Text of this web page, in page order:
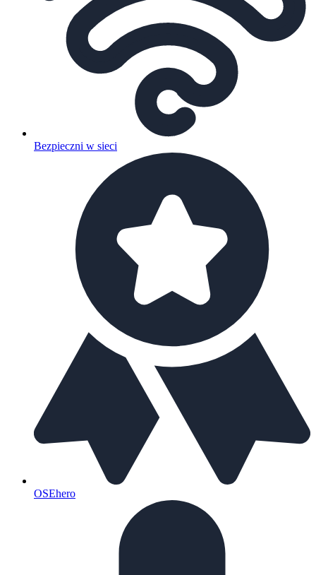
Bezpieczni w sieci
OSEhero